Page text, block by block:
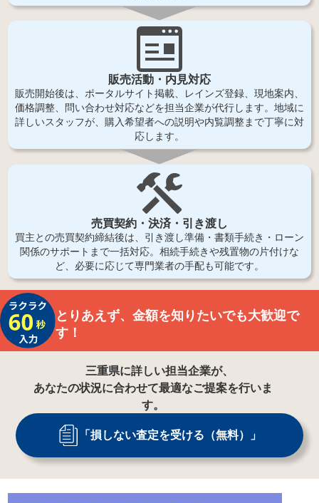
販売活動・内見対応
販売開始後は、ポータルサイト掲載、レインズ登録、現地案内、
価格調整、問い合わせ対応などを担当企業が代行します。地域に
詳しいスタッフが、購入希望者への説明や内覧調整まで丁寧に対
応します。
売買契約・決済・引き渡し
買主との売買契約締結後は、引き渡し準備・書類手続き・ローン
関係のサポートまで一括対応。相続手続きや残置物の片付けな
ど、必要に応じて専門業者の手配も可能です。
とりあえず、金額を知りたいでも大歓迎で
す！
三重県に詳しい担当企業が、
あなたの状況に合わせて最適なご提案を行いま
す。
「損しない査定を受ける（無料）」